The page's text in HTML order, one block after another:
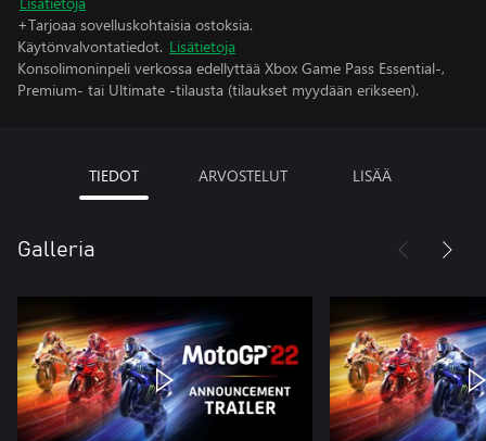
+Tarjoaa sovelluskohtaisia ostoksia.
Käytönvalvontatiedot. Lisätietoja
Konsolimoninpeli verkossa edellyttää Xbox Game Pass Essential-,
Premium- tai Ultimate -tilausta (tilaukset myydään erikseen).
TIEDOT ARVOSTELUT LISÄÄ
Galleria